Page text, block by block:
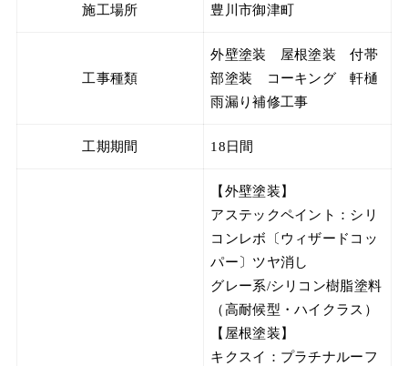
施工場所 豊川市御津町
工事種類
外壁塗装 屋根塗装 付帯
部塗装 コーキング 軒樋
雨漏り補修工事
工期期間 18日間
【外壁塗装】
アステックペイント：シリ
コンレボ〔ウィザードコッ
パー〕ツヤ消し
グレー系/シリコン樹脂塗料
（高耐候型・ハイクラス）
【屋根塗装】
キクスイ：プラチナルーフ